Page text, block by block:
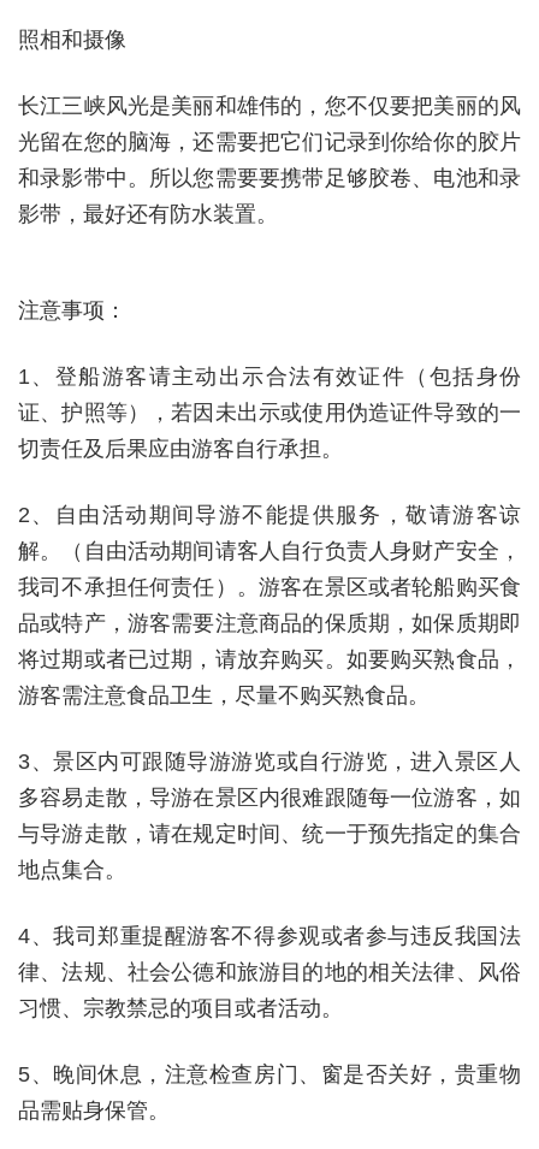
照相和摄像
长江三峡风光是美丽和雄伟的，您不仅要把美丽的风
光留在您的脑海，还需要把它们记录到你给你的胶片
和录影带中。所以您需要要携带足够胶卷、电池和录
影带，最好还有防水装置。
注意事项：
1、登船游客请主动出示合法有效证件（包括身份
证、护照等），若因未出示或使用伪造证件导致的一
切责任及后果应由游客自行承担。
2 、自由活动期间导游不能提供服务，敬请游客谅
解。（自由活动期间请客人自行负责人身财产安全，
我司不承担任何责任）。游客在景区或者轮船购买食
品或特产，游客需要注意商品的保质期，如保质期即
将过期或者已过期，请放弃购买。如要购买熟食品，
游客需注意食品卫生，尽量不购买熟食品。
3、景区内可跟随导游游览或自行游览，进入景区人
多容易走散，导游在景区内很难跟随每一位游客，如
与导游走散，请在规定时间、统一于预先指定的集合
地点集合。
4、我司郑重提醒游客不得参观或者参与违反我国法
律、法规、社会公德和旅游目的地的相关法律、风俗
习惯、宗教禁忌的项目或者活动。
5、晚间休息，注意检查房门、窗是否关好，贵重物
品需贴身保管。